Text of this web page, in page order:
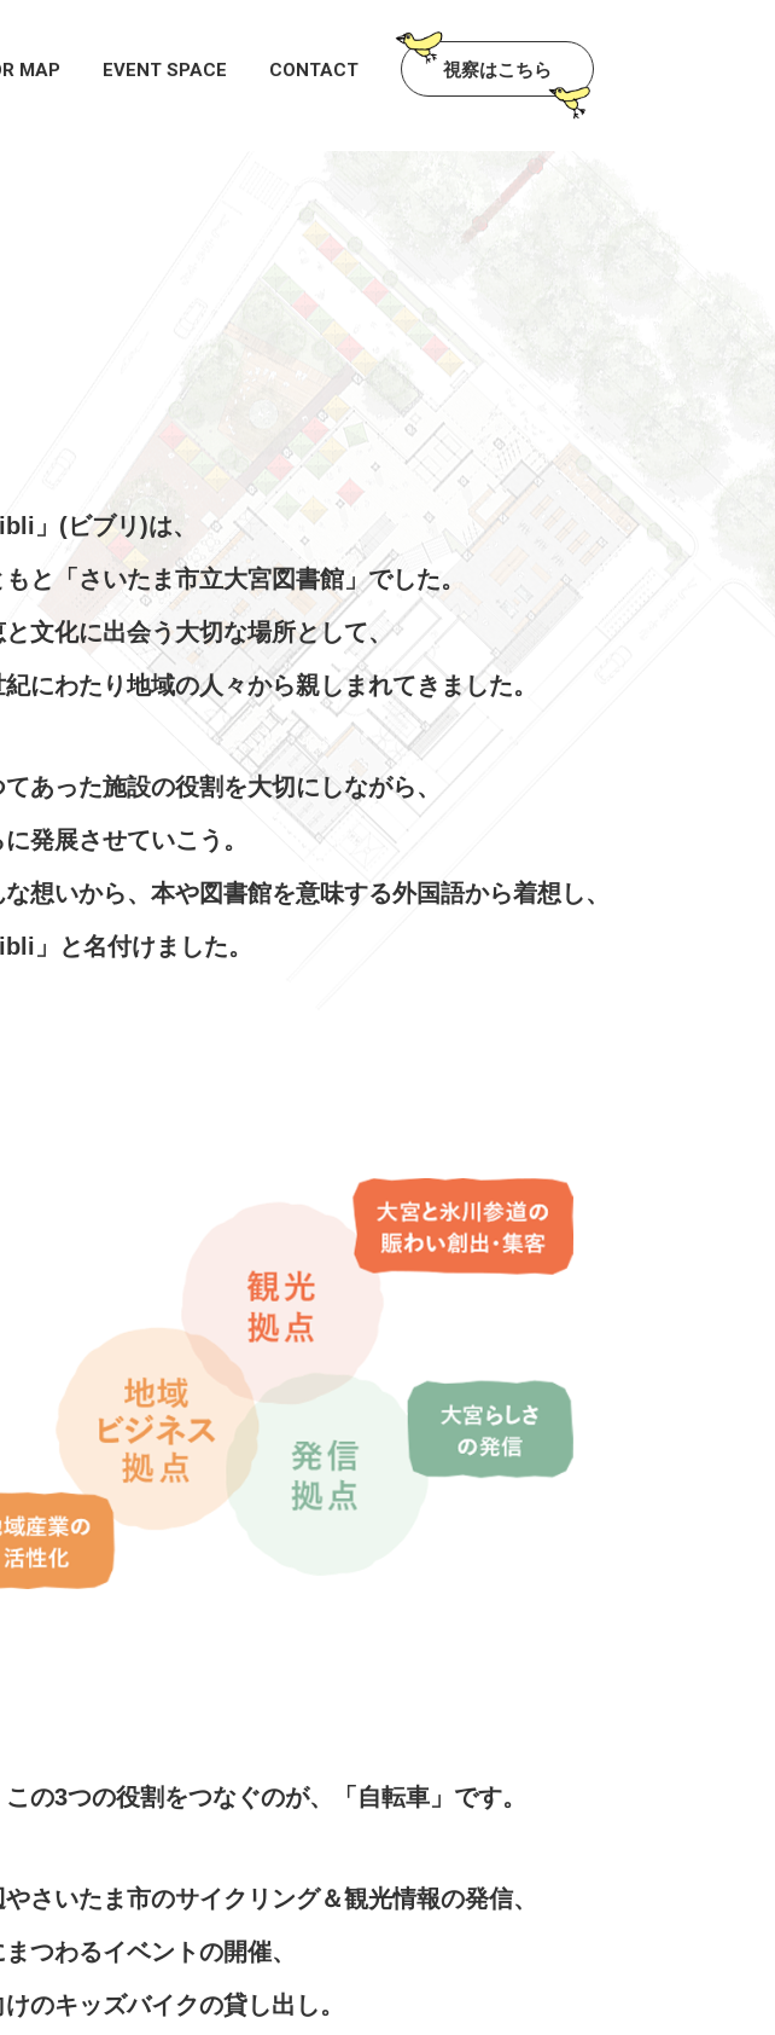
MAP EVENT SPACE CONTACT 視察はこちら
」(ビブリ)は、
もと「さいたま市立大宮図書館」でした。
と文化に出会う大切な場所として、
にわたり地域の人々から親しまれてきました。
あった施設の役割を大切にしながら、
に発展させていこう。
な想いから、本や図書館を意味する外国語から着想し、
」と名付けました。
の3つの役割をつなぐのが、「自転車」です。
さいたま市のサイクリング＆観光情報の発信、
つわるイベントの開催、
のキッズバイクの貸し出し。